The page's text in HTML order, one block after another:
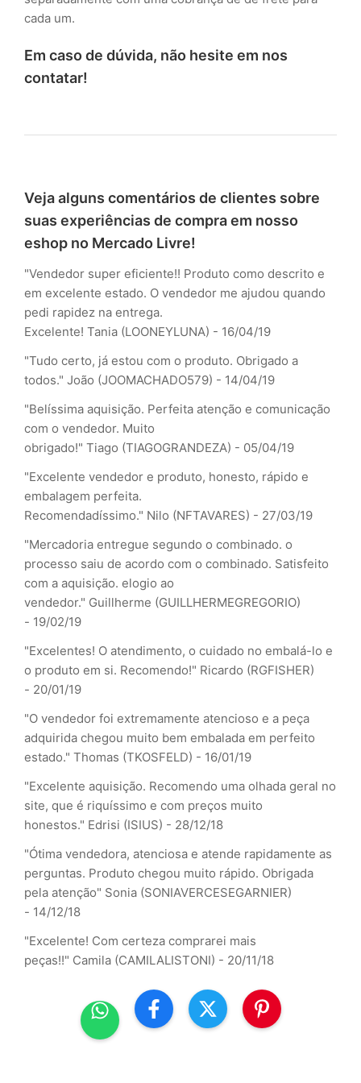
cada um.
Em caso de dúvida, não hesite em nos
contatar!
Veja alguns comentários de clientes sobre
suas experiências de compra em nosso
eshop no Mercado Livre!
"Vendedor super eficiente!! Produto como descrito e
em excelente estado. O vendedor me ajudou quando
pedi rapidez na entrega.
Excelente! Tania (LOONEYLUNA) - 16/04/19
"Tudo certo, já estou com o produto. Obrigado a
todos." João (JOOMACHADO579) - 14/04/19
"Belíssima aquisição. Perfeita atenção e comunicação
com o vendedor. Muito
obrigado!" Tiago (TIAGOGRANDEZA) - 05/04/19
"Excelente vendedor e produto, honesto, rápido e
embalagem perfeita.
Recomendadíssimo." Nilo (NFTAVARES) - 27/03/19
"Mercadoria entregue segundo o combinado. o
processo saiu de acordo com o combinado. Satisfeito
com a aquisição. elogio ao
vendedor." Guillherme (GUILLHERMEGREGORIO)
- 19/02/19
"Excelentes! O atendimento, o cuidado no embalá-lo e
o produto em si. Recomendo!" Ricardo (RGFISHER)
- 20/01/19
"O vendedor foi extremamente atencioso e a peça
adquirida chegou muito bem embalada em perfeito
estado." Thomas (TKOSFELD) - 16/01/19
"Excelente aquisição. Recomendo uma olhada geral no
site, que é riquíssimo e com preços muito
honestos." Edrisi (ISIUS) - 28/12/18
"Ótima vendedora, atenciosa e atende rapidamente as
perguntas. Produto chegou muito rápido. Obrigada
pela atenção" Sonia (SONIAVERCESEGARNIER)
- 14/12/18
"Excelente! Com certeza comprarei mais
peças!!" Camila (CAMILALISTONI) - 20/11/18